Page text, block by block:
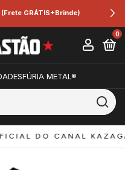
🔥 2 peças +5% 🔥 3
0
FÚRIA METAL®
DO CANAL